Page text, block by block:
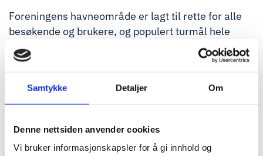
Samtykke Detaljer Om
Denne nettsiden anvender cookies
Vi bruker informasjonskapsler for å gi innhold og
Foreningens havneområde er lagt til rette for alle
besøkende og brukere, og populert turmål hele
året.
Foreningen har ca. 2 x 50 m gjestebrygge. Priser
finner du på siden
Om oss/Priser
leverandør.